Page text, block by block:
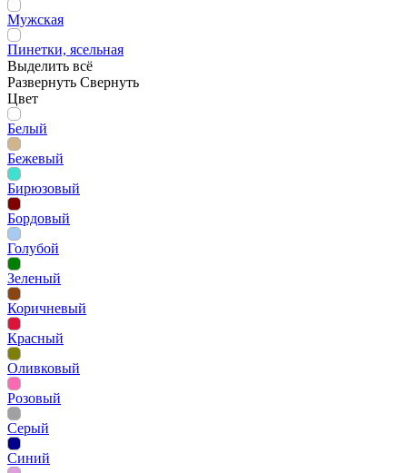
Мужская
Пинетки, ясельная
Выделить всё
Развернуть Свернуть
Цвет
Белый
Бежевый
Бирюзовый
Бордовый
Голубой
Зеленый
Коричневый
Красный
Оливковый
Розовый
Серый
Синий